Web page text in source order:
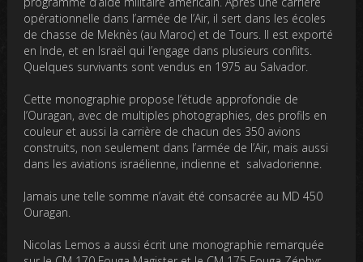
opérationnelle dans l’armée de l’Air, il sert dans les écoles
de chasse de Meknès (au Maroc) et de Tours. Il est exporté
en Inde, et en Israël qui l’engage dans plusieurs conflits.
Quelques survivants sont vendus en 1975 au Salvador.
Cette monographie propose l’étude approfondie de
l’Ouragan, avec de multiples photographies, des profils en
couleur et aussi la carrière de chacun des 350 avions
construits, non seulement dans l’armée de l’Air, mais aussi
dans les aviations israélienne, indienne et salvadorienne.
Jamais une telle somme n’avait été consacrée au MD 450
Ouragan.
Nicolas Lemos a aussi écrit une monographie remarquée